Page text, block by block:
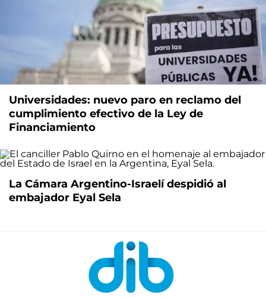
Universidades: nuevo paro en reclamo del
cumplimiento efectivo de la Ley de
Financiamiento
La Cámara Argentino-Israelí despidió al
embajador Eyal Sela